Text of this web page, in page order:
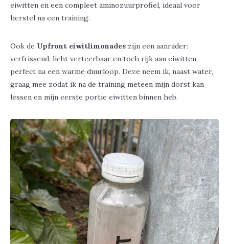
eiwitten en een compleet aminozuurprofiel, ideaal voor
herstel na een training.
Ook de Upfront eiwitlimonades zijn een aanrader:
verfrissend, licht verteerbaar en toch rijk aan eiwitten,
perfect na een warme duurloop. Deze neem ik, naast water,
graag mee zodat ik na de training meteen mijn dorst kan
lessen en mijn eerste portie eiwitten binnen heb.